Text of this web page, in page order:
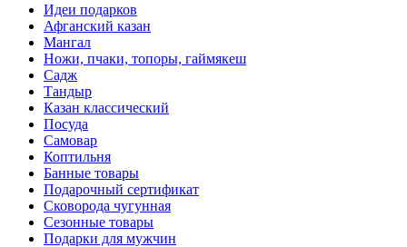
Идеи подарков
Афганский казан
Мангал
Ножи, пчаки, топоры, гаймякеш
Садж
Тандыр
Казан классический
Посуда
Самовар
Коптильня
Банные товары
Подарочный сертификат
Сковорода чугунная
Сезонные товары
Подарки для мужчин